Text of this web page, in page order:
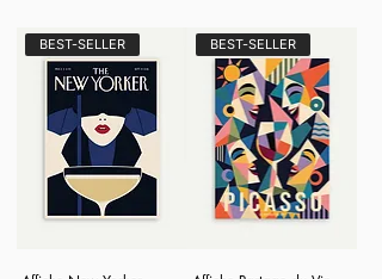
BEST-SELLER BEST-SELLER